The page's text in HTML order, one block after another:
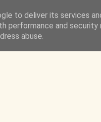
to deliver its services
performance and
abuse.